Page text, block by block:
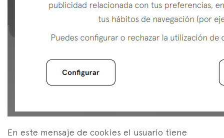
En este mensaje de cookies el usuario tiene